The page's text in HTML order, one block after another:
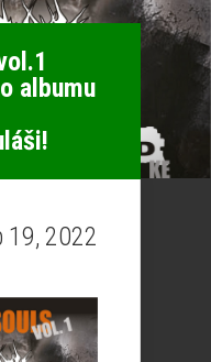
albumu
19, 2022